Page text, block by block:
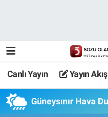
Canlı Yayın Yayın
Güneysınır Hava
TV 5 Ekranı ve Arşiv